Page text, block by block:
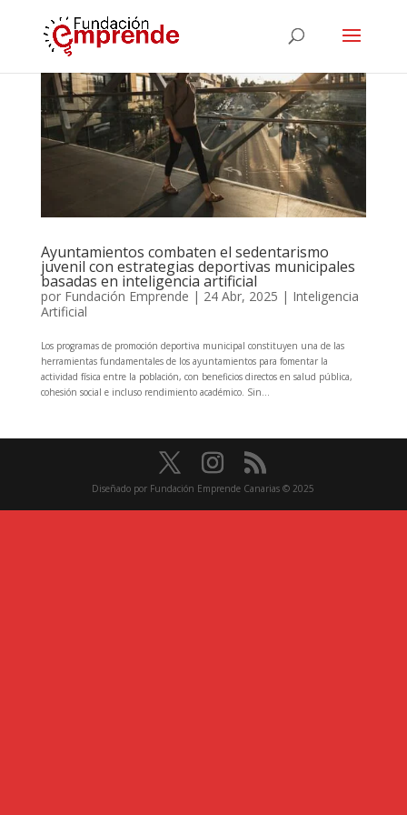
Ayuntamientos combaten el sedentarismo
juvenil con estrategias deportivas municipales
basadas en inteligencia artificial
por Fundación Emprende | 24 Abr, 2025 | Inteligencia
Artificial
Los programas de promoción deportiva municipal constituyen una de las
herramientas fundamentales de los ayuntamientos para fomentar la
actividad física entre la población, con beneficios directos en salud pública,
cohesión social e incluso rendimiento académico. Sin...
Diseñado por Fundación Emprende Canarias © 2025